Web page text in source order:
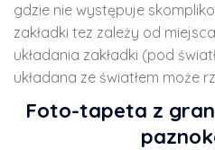
gdzie nie występuje
zakładki tez zależy od
układania zakładki (pod
układana ze światłem może
Foto-tapeta z